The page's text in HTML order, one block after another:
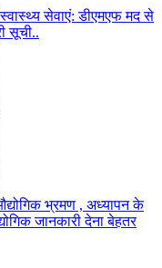
सेवाएं: डीएमएफ मद से
सूची..
भ्रमण , अध्यापन के
जानकारी देना बेहतर